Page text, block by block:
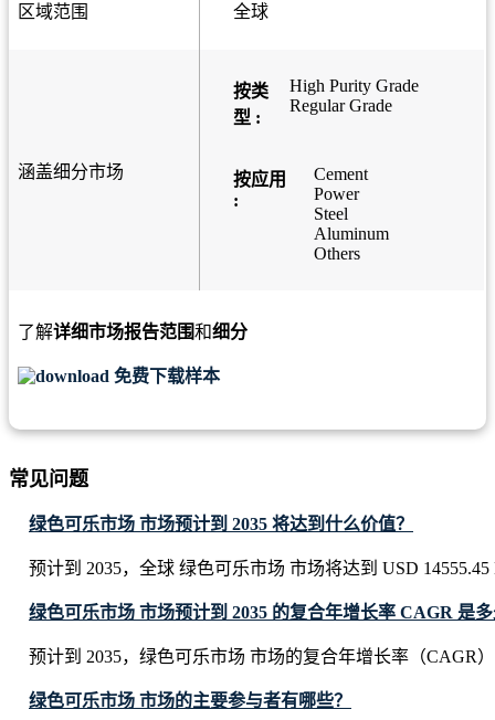
区域范围 全球
涵盖细分市场
按类
型 :
High Purity Grade
Regular Grade
按应用
:
Cement
Power
Steel
Aluminum
Others
了解详细市场报告范围和细分
免费下载样本
常见问题
绿色可乐市场 市场预计到 2035 将达到什么价值？
预计到 2035，全球 绿色可乐市场 市场将达到 USD
绿色可乐市场 市场预计到 2035 的复合年增长率 CAGR 是
预计到 2035，绿色可乐市场 市场的复合年增长率（CAGR
绿色可乐市场 市场的主要参与者有哪些？